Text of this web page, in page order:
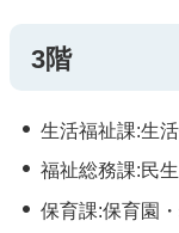
3階
生活福祉課:生
福祉総務課:民
保育課:保育園